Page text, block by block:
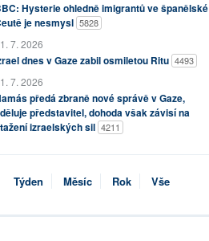
Hysterie ohledně imigrantů ve španělské
je nesmysl 5828
7. 2026
dnes v Gaze zabil osmiletou Ritu 4493
7. 2026
předá zbraně nové správě v Gaze,
představitel, dohoda však závisí na
izraelských sil 4211
Týden Měsíc Rok Vše